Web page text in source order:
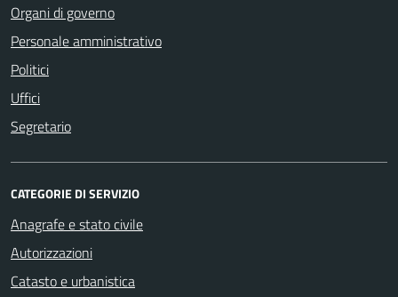
Organi di governo
Personale amministrativo
Politici
Uffici
Segretario
CATEGORIE DI SERVIZIO
Anagrafe e stato civile
Autorizzazioni
Catasto e urbanistica